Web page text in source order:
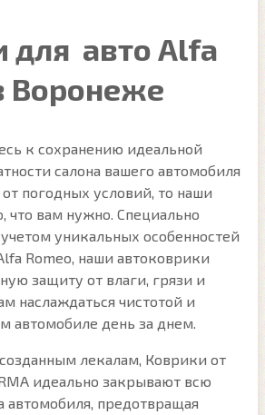
для авто Alfa
Воронеже
к сохранению идеальной
салона вашего автомобиля
погодных условий, то наши
что вам нужно. Специально
уникальных особенностей
Romeo, наши автоковрики
защиту от влаги, грязи и
наслаждаться чистотой и
автомобиле день за днем.
лекалам, Коврики от
идеально закрывают всю
автомобиля, предотвращая